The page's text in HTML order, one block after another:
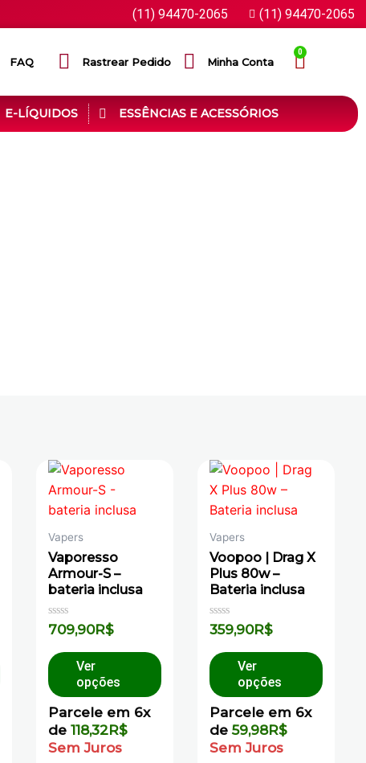
(11) 94470-2065 (11) 94470-2065
FAQ Rastrear Pedido Minha Conta
0
E-LÍQUIDOS ESSÊNCIAS E ACESSÓRIOS
Vapers
Vaporesso
Armour-S –
bateria inclusa
Avaliação
0
5
709,90R$
Ver
opções
Parcele em 6x
de 118,32R$
Sem Juros
Vapers
Voopoo | Drag X
Plus 80w –
Bateria inclusa
Avaliação
0
5
359,90R$
Ver
opções
Parcele em 6x
de59,98R$
Sem Juros